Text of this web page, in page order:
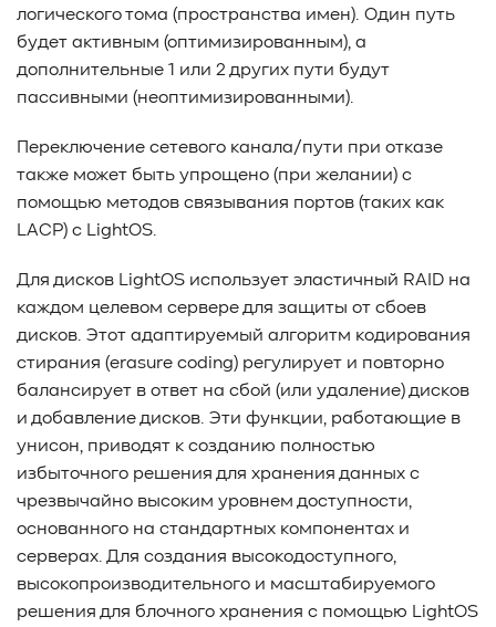
логического тома (пространства имен). Один путь
будет активным (оптимизированным), а
дополнительные 1 или 2 других пути будут
пассивными (неоптимизированными).
Переключение сетевого канала/пути при отказе
также может быть упрощено (при желании) с
помощью методов связывания портов (таких как
LACP) с LightOS.
Для дисков LightOS использует эластичный RAID на
каждом целевом сервере для защиты от сбоев
дисков. Этот адаптируемый алгоритм кодирования
стирания (erasure coding) регулирует и повторно
балансирует в ответ на сбой (или удаление) дисков
и добавление дисков. Эти функции, работающие в
унисон, приводят к созданию полностью
избыточного решения для хранения данных с
чрезвычайно высоким уровнем доступности,
основанного на стандартных компонентах и
серверах. Для создания высокодоступного,
высокопроизводительного и масштабируемого
решения для блочного хранения с помощью LightOS